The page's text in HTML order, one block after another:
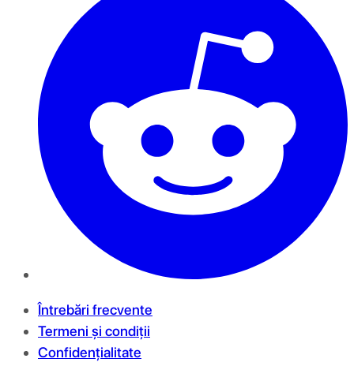
Întrebări frecvente
Termeni și condiții
Confidențialitate